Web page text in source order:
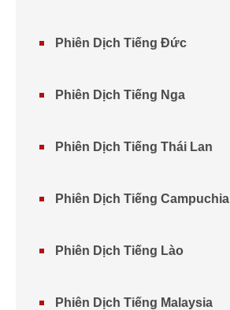
Phiên Dịch Tiếng Đức
Phiên Dịch Tiếng Nga
Phiên Dịch Tiếng Thái Lan
Phiên Dịch Tiếng Campuchia
Phiên Dịch Tiếng Lào
Phiên Dịch Tiếng Malaysia